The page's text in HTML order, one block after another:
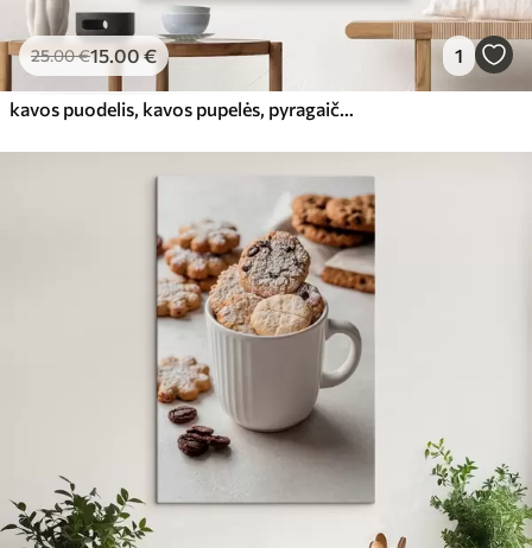
25.00€15.00€ 1
kavos puodelis, kavos pupelės, pyragaičiai, natiurmortas